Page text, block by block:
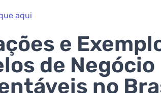
aqui
e
de Negócio
no